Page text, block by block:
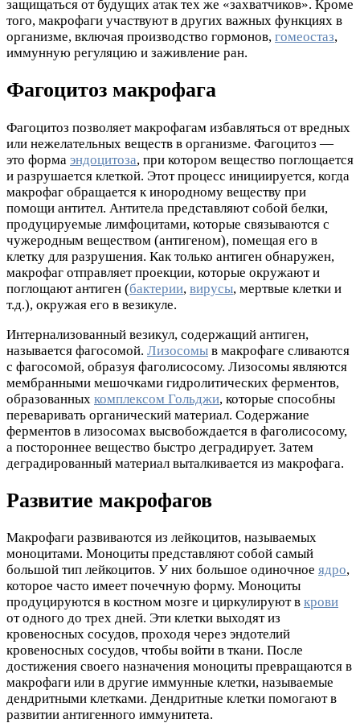
защищаться от будущих атак тех же «захватчиков». Кроме
того, макрофаги участвуют в других важных функциях в
организме, включая производство гормонов, гомеостаз,
иммунную регуляцию и заживление ран.
Фагоцитоз макрофага
Фагоцитоз позволяет макрофагам избавляться от вредных
или нежелательных веществ в организме. Фагоцитоз —
это форма эндоцитоза, при котором вещество поглощается
и разрушается клеткой. Этот процесс инициируется, когда
макрофаг обращается к инородному веществу при
помощи антител. Антитела представляют собой белки,
продуцируемые лимфоцитами, которые связываются с
чужеродным веществом (антигеном), помещая его в
клетку для разрушения. Как только антиген обнаружен,
макрофаг отправляет проекции, которые окружают и
поглощают антиген (бактерии, вирусы, мертвые клетки и
т.д.), окружая его в везикуле.
Интернализованный везикул, содержащий антиген,
называется фагосомой. Лизосомы в макрофаге сливаются
с фагосомой, образуя фаголисосому. Лизосомы являются
мембранными мешочками гидролитических ферментов,
образованных комплексом Гольджи, которые способны
переваривать органический материал. Содержание
ферментов в лизосомах высвобождается в фаголисосому,
а постороннее вещество быстро деградирует. Затем
деградированный материал выталкивается из макрофага.
Развитие макрофагов
Макрофаги развиваются из лейкоцитов, называемых
моноцитами. Моноциты представляют собой самый
большой тип лейкоцитов. У них большое одиночное ядро,
которое часто имеет почечную форму. Моноциты
продуцируются в костном мозге и циркулируют в крови
от одного до трех дней. Эти клетки выходят из
кровеносных сосудов, проходя через эндотелий
кровеносных сосудов, чтобы войти в ткани. После
достижения своего назначения моноциты превращаются в
макрофаги или в другие иммунные клетки, называемые
дендритными клетками. Дендритные клетки помогают в
развитии антигенного иммунитета.